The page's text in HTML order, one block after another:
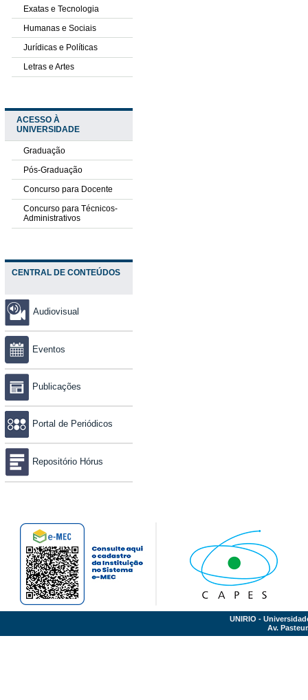
Exatas e Tecnologia
Humanas e Sociais
Jurídicas e Políticas
Letras e Artes
ACESSO À
UNIVERSIDADE
Graduação
Pós-Graduação
Concurso para Docente
Concurso para Técnicos-
Administrativos
CENTRAL DE CONTEÚDOS
Audiovisual
Eventos
Publicações
Portal de Periódicos
Repositório Hórus
UNIRIO -
Av.